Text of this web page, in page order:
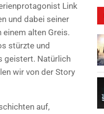
Link
und dabei seiner
alten Greis.
stürzte und
geistert. Natürlich
wir von der Story
auf,